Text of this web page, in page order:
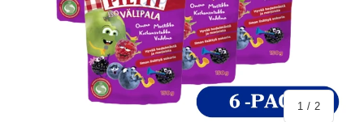
1 / /2